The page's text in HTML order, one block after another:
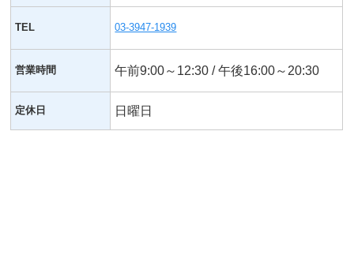
TEL 03-3947-1939
営業時間 午前9:00～12:30 / 午後16:00～20:30
定休日 日曜日